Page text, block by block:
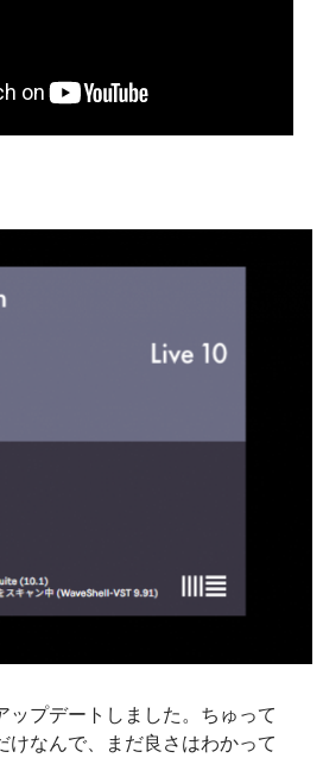
ップデートしました。ちゅって
けなんで、まだ良さはわかって